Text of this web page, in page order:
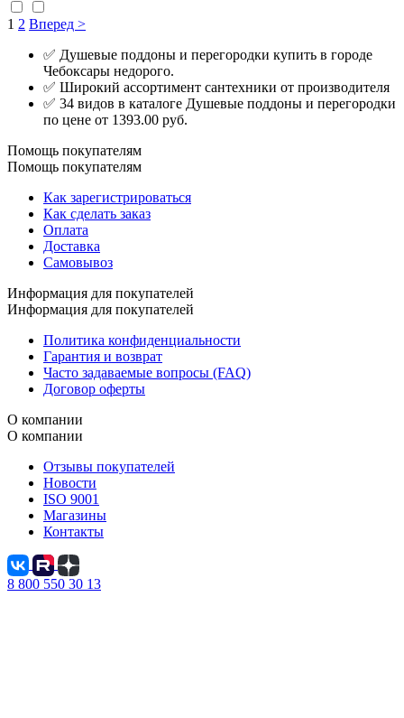
1 2 Вперед >
✅ Душевые поддоны и перегородки купить в городе
Чебоксары недорого.
✅ Широкий ассортимент сантехники от производителя
✅ 34 видов в каталоге Душевые поддоны и перегородки
по цене от 1393.00 руб.
Помощь покупателям
Помощь покупателям
Как зарегистрироваться
Как сделать заказ
Оплата
Доставка
Самовывоз
Информация для покупателей
Информация для покупателей
Политика конфиденциальности
Гарантия и возврат
Часто задаваемые вопросы (FAQ)
Договор оферты
О компании
О компании
Отзывы покупателей
Новости
ISO 9001
Магазины
Контакты
8 800 550 30 13